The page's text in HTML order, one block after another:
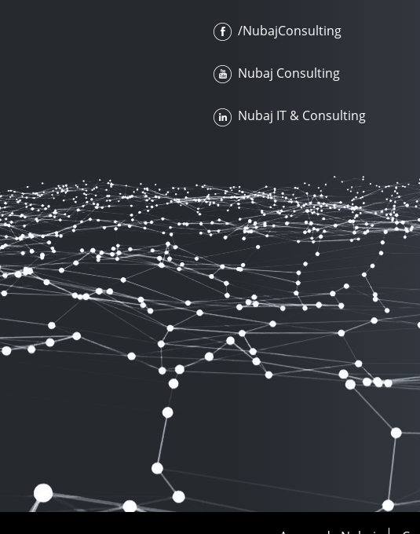
/NubajConsulting
Nubaj Consulting
Nubaj IT & Consulting